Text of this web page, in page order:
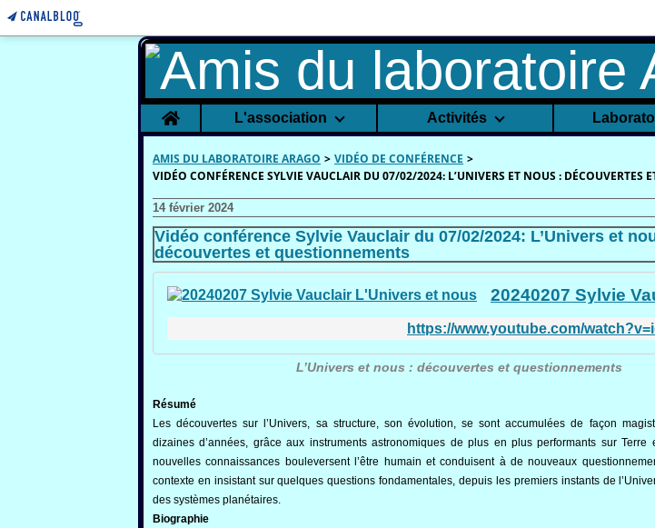
Home L'association Activités
AMIS DU LABORATOIRE ARAGO > VIDÉO DE CONFÉRENCE >
VIDÉO CONFÉRENCE SYLVIE VAUCLAIR DU 07/02/2024: L’UNIVERS ET NOUS : DÉCOUVERTES
14 février 2024
Vidéo conférence Sylvie Vauclair du 07/02/2024: L’Univers et
découvertes et questionnements
https://www.youtube.com/
L’Univers et nous : découvertes et questionnements
Résumé
Les découvertes sur l’Univers, sa structure, son évolution, se sont accumulées de façon
dizaines d’années, grâce aux instruments astronomiques de plus en plus performants sur Terre
nouvelles connaissances bouleversent l’être humain et conduisent à de nouveaux
contexte en insistant sur quelques questions fondamentales, depuis les premiers instants de
des systèmes planétaires.
Biographie